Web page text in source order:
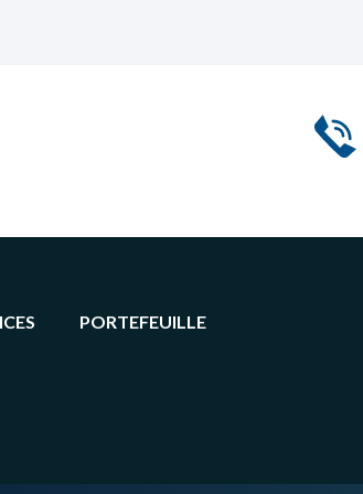
PORTEFEUILLE